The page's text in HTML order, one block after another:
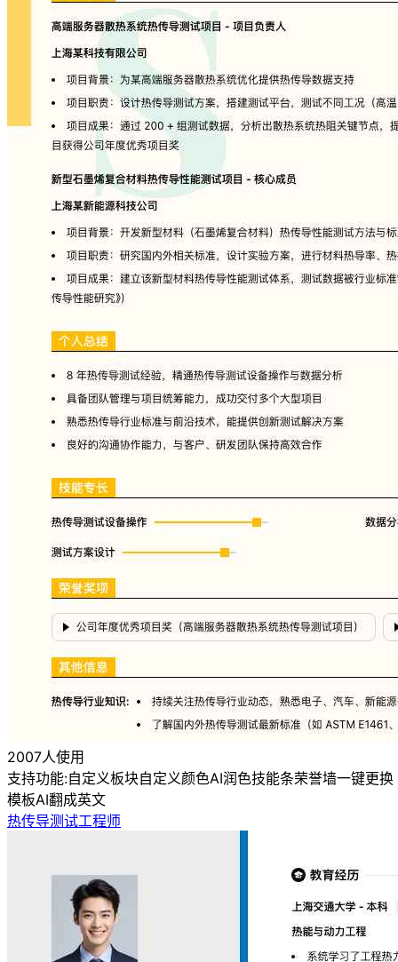
2007人使用
支持功能:自定义板块自定义颜色AI润色技能条荣誉墙一键更换
模板AI翻成英文
热传导测试工程师